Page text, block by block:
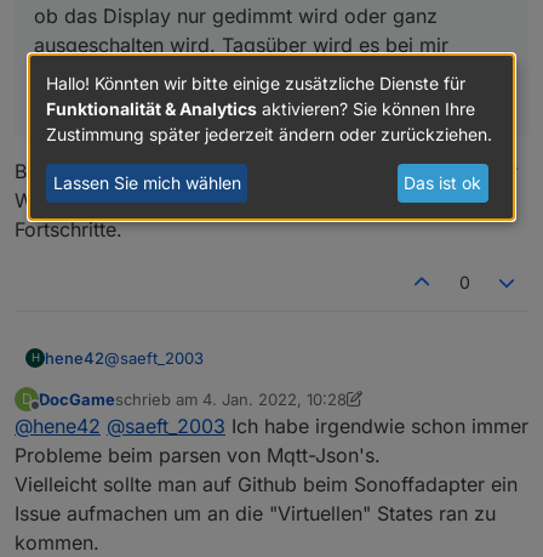
ob das Display nur gedimmt wird oder ganz
ausgeschalten wird. Tagsüber wird es bei mir
gedimmt und Nachts oder bei Abwesenheit ist es
aus.
Bei der Temperatur-Steuerpage und dem einbinden der
Widgets an ioBroker Datenpunkte gibt es leider keine
Fortschritte.
0
H hene42@saeft_2003
im Moment so, die Frage ist ob das so i.o. ist
D
Offline
DocGameschrieb am 4. Jan. 2022, 10:28
zuletzt editiert von DocGame1. Apr. 2022, 12:57
@hene42 @saeft_2003 Ich habe irgendwie schon immer
Probleme beim parsen von Mqtt-Json's.
Vielleicht sollte man auf Github beim Sonoffadapter ein
Issue aufmachen um an die "Virtuellen" States ran zu
kommen.
Hallo! Könnten wir bitte einige zusätzliche Dienste für
Funktionalität & Analytics aktivieren? Sie können Ihre
Zustimmung später jederzeit ändern oder zurückziehen.
Lassen Sie mich wählen Das ist ok